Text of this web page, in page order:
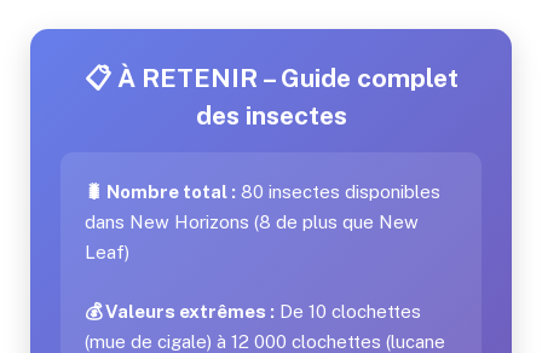
📋 À RETENIR – Guide complet
des insectes
🐛 Nombre total : 80 insectes disponibles
dans New Horizons (8 de plus que New
Leaf)
💰 Valeurs extrêmes : De 10 clochettes
(mue de cigale) à 12 000 clochettes (lucane